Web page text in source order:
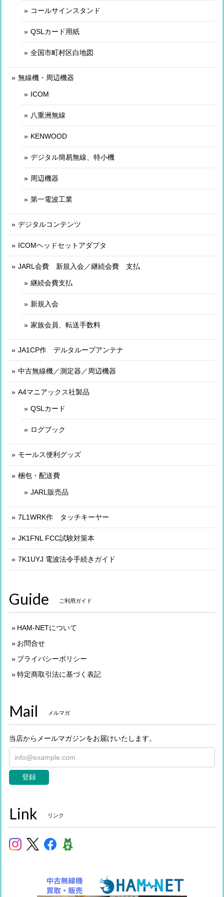
コールサインスタンド
QSLカード用紙
全国市町村区白地図
無線機・周辺機器
ICOM
八重洲無線
KENWOOD
デジタル簡易無線、特小機
周辺機器
第一電波工業
デジタルコンテンツ
ICOMヘッドセットアダプタ
JARL会費 新規入会／継続会費 支払
継続会費支払
新規入会
家族会員、転送手数料
JA1CP作 デルタループアンテナ
中古無線機／測定器／周辺機器
A4マニアックス社製品
QSLカード
ログブック
モールス便利グッズ
梱包・配送費
JARL販売品
7L1WRK作 タッチキーヤー
JK1FNL FCC試験対策本
7K1UYJ 電波法令手続きガイド
Guide ご利用ガイド
HAM-NETについて
お問合せ
プライバシーポリシー
特定商取引法に基づく表記
Mail メルマガ
当店からメールマガジンをお届けいたします。
登録
Link リンク